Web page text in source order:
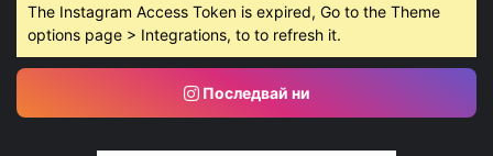
The Instagram Access Token is expired, Go to the Theme
options page > Integrations, to to refresh it.
Последвай ни